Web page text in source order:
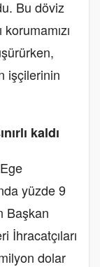
Bu döviz
işçilerinin
kaldı
yüzde 9
Başkan
İhracatçıları
dolar